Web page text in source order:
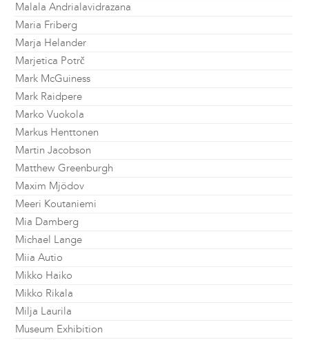
Malala Andrialavidrazana
Maria Friberg
Marja Helander
Marjetica Potrč
Mark McGuiness
Mark Raidpere
Marko Vuokola
Markus Henttonen
Martin Jacobson
Matthew Greenburgh
Maxim Mjödov
Meeri Koutaniemi
Mia Damberg
Michael Lange
Miia Autio
Mikko Haiko
Mikko Rikala
Milja Laurila
Museum Exhibition